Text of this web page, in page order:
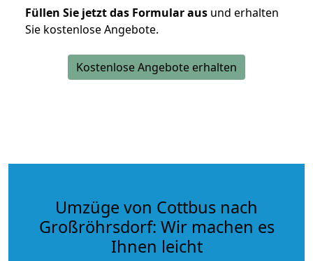
Füllen Sie jetzt das Formular aus und erhalten
Sie kostenlose Angebote.
Kostenlose Angebote erhalten
Umzüge von Cottbus nach
Großröhrsdorf: Wir machen es
Ihnen leicht